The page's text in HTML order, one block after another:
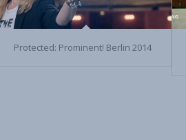
Protected: Prominent! Berlin 2014